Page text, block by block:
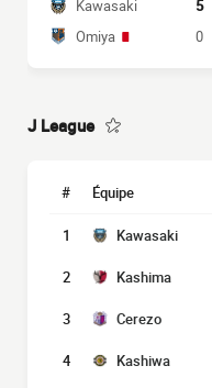
Kawasaki
5
Omiya
0
J League
# Équipe
1 Kawasaki
2 Kashima
3 Cerezo
4 Kashiwa